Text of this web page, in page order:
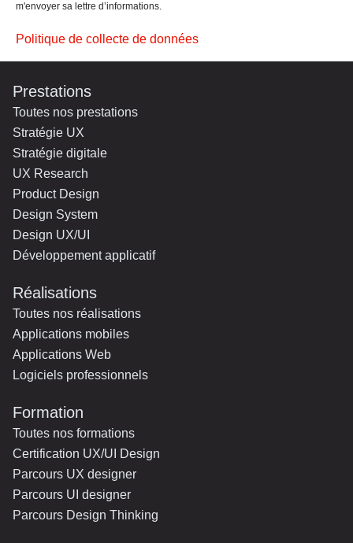
m'envoyer sa lettre d’informations.
Politique de collecte de données
Prestations
Toutes nos prestations
Stratégie UX
Stratégie digitale
UX Research
Product Design
Design System
Design UX/UI
Développement applicatif
Réalisations
Toutes nos réalisations
Applications mobiles
Applications Web
Logiciels professionnels
Formation
Toutes nos formations
Certification UX/UI Design
Parcours UX designer
Parcours UI designer
Parcours Design Thinking